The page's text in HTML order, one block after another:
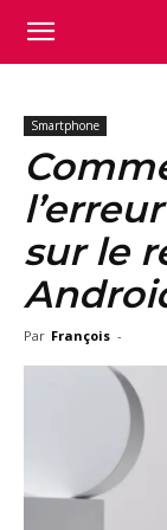
Smartphone
sur le
Par François -